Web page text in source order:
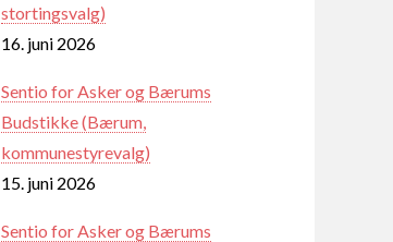
stortingsvalg)
16. juni 2026
Sentio for Asker og Bærums
Budstikke (Bærum,
kommunestyrevalg)
15. juni 2026
Sentio for Asker og Bærums